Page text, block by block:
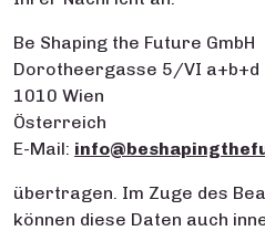
Be Shaping the Future GmbH
Dorotheergasse 5/VI a+b+d
1010 Wien
Österreich
E-Mail:
übertragen. Im Zuge des
können diese Daten auch